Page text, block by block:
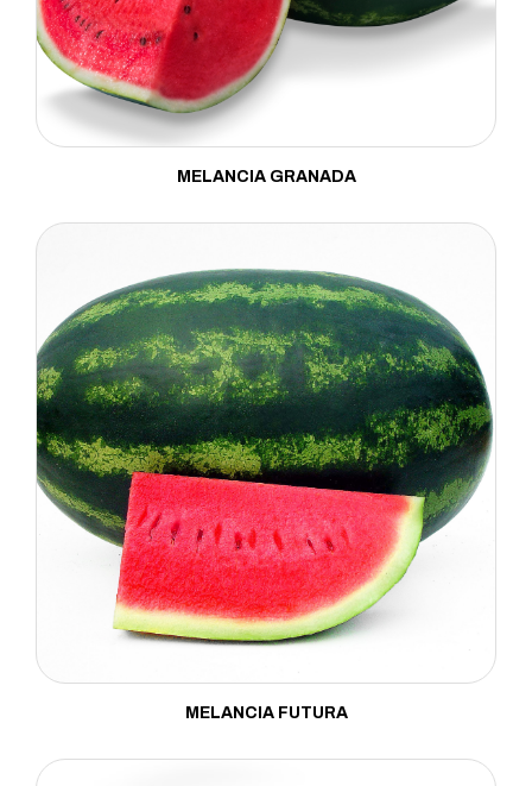
Cebola
Cebolinha
Cenoura
Coentro
Couve-chinesa
Couve-flor
Couve-rábano
Ervilha
Espinafre
Grama
Mamão
MELANCIA GRANADA
MELANCIA FUTURA